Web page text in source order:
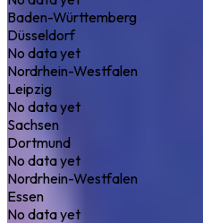
Baden-Württemberg
Düsseldorf
No data yet
Nordrhein-Westfalen
Leipzig
No data yet
Sachsen
Dortmund
No data yet
Nordrhein-Westfalen
Essen
No data yet